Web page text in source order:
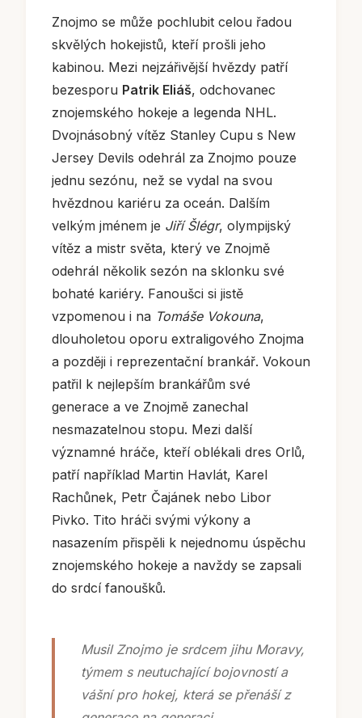
Znojmo se může pochlubit celou řadou
skvělých hokejistů, kteří prošli jeho
kabinou. Mezi nejzářivější hvězdy patří
bezesporu Patrik Eliáš, odchovanec
znojemského hokeje a legenda NHL.
Dvojnásobný vítěz Stanley Cupu s New
Jersey Devils odehrál za Znojmo pouze
jednu sezónu, než se vydal na svou
hvězdnou kariéru za oceán. Dalším
velkým jménem je Jiří Šlégr, olympijský
vítěz a mistr světa, který ve Znojmě
odehrál několik sezón na sklonku své
bohaté kariéry. Fanoušci si jistě
vzpomenou i na Tomáše Vokouna,
dlouholetou oporu extraligového Znojma
a později i reprezentační brankář. Vokoun
patřil k nejlepším brankářům své
generace a ve Znojmě zanechal
nesmazatelnou stopu. Mezi další
významné hráče, kteří oblékali dres Orlů,
patří například Martin Havlát, Karel
Rachůnek, Petr Čajánek nebo Libor
Pivko. Tito hráči svými výkony a
nasazením přispěli k nejednomu úspěchu
znojemského hokeje a navždy se zapsali
do srdcí fanoušků.
Musil Znojmo je srdcem jihu Moravy,
týmem s neutuchající bojovností a
vášní pro hokej, která se přenáší z